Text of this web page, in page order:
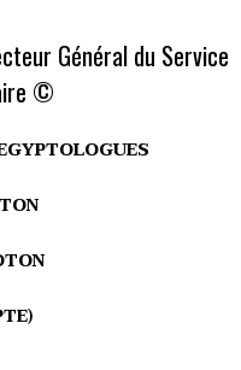
Général du Service
©